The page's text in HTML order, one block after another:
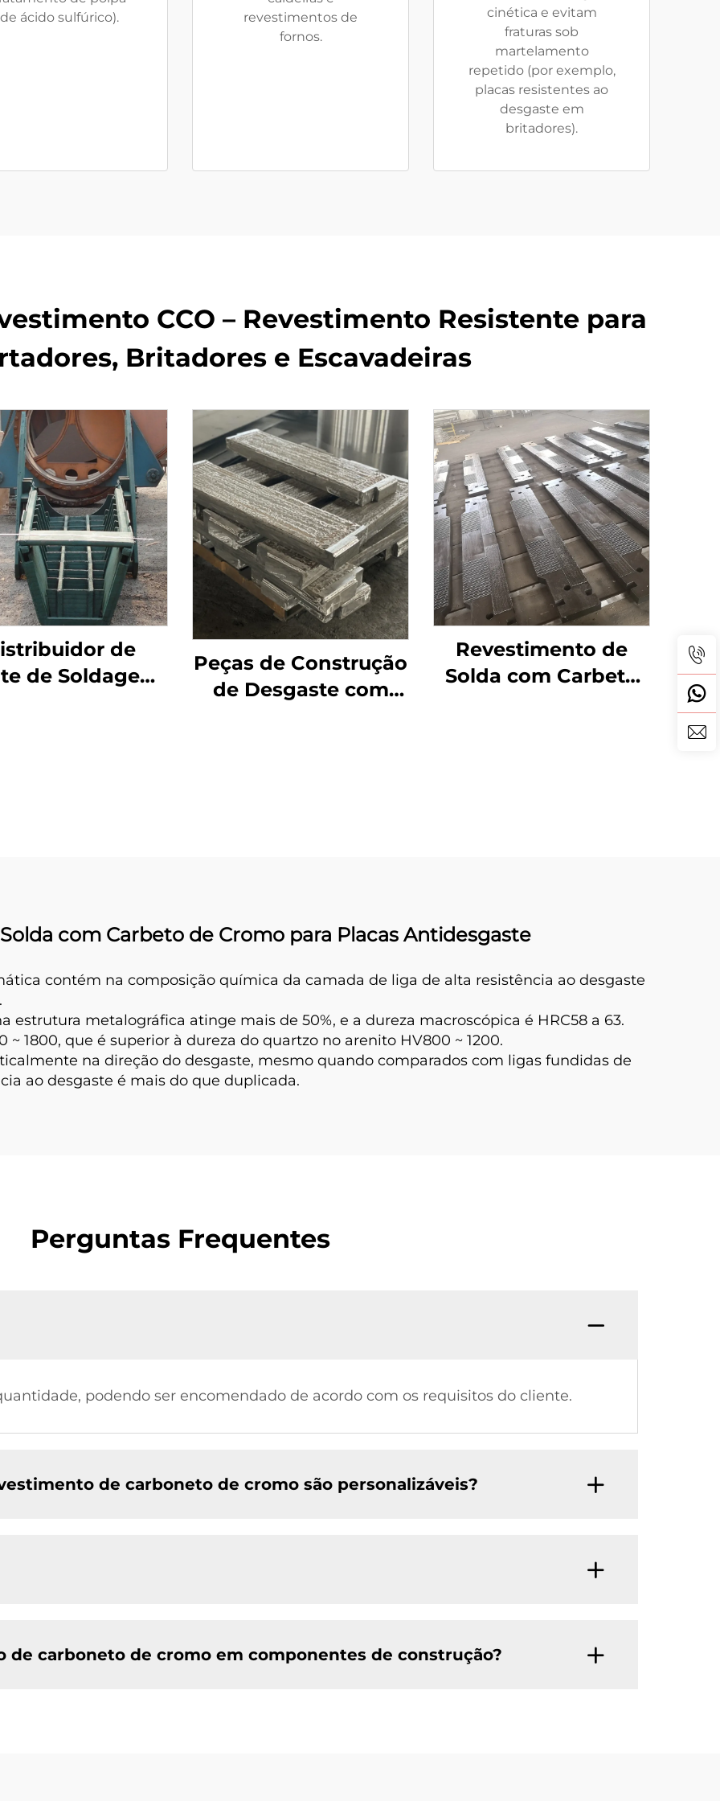
de ácido sulfúrico).
revestimentos de
fornos.
cinética e evitam
fraturas sob
martelamento
repetido (por exemplo,
placas resistentes ao
desgaste em
britadores).
CCO – Revestimento Resistente para
Britadores e Escavadeiras
de
de Soldagem
Peças de Construção
de Desgaste com
Revestimento de
Solda com Carbeto
com Carbeto de Cromo para Placas Antidesgaste
contém na composição química da camada de liga de alta resistência ao desgaste
estrutura metalográfica atinge mais de 50%, e a dureza macroscópica é HRC58 a 63.
1800, que é superior à dureza do quartzo no arenito HV800 ~ 1200.
na direção do desgaste, mesmo quando comparados com ligas fundidas de
ao desgaste é mais do que duplicada.
Perguntas Frequentes
podendo ser encomendado de acordo com os requisitos do cliente.
de carboneto de cromo são personalizáveis?
de carboneto de cromo em componentes de construção?